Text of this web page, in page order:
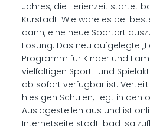
Jahres, die Ferienzeit startet
Kurstadt. Wie wäre es bei
dann, eine neue Sportart
Lösung: Das neu aufgelegte
Programm für Kinder und
vielfältigen Sport- und
ab sofort verfügbar ist.
hiesigen Schulen, liegt in den
Auslagestellen aus und ist
Internetseite stadt-bad-